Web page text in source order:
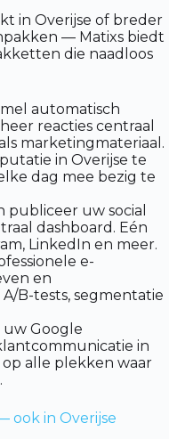
in Overijse of breder
— Matixs biedt
die naadloos
automatisch
reacties centraal
marketingmateriaal.
in Overijse te
dag mee bezig te
publiceer uw social
dashboard. Eén
LinkedIn en meer.
e-
en
B-tests, segmentatie
Google
in
alle plekken waar
ook in Overijse